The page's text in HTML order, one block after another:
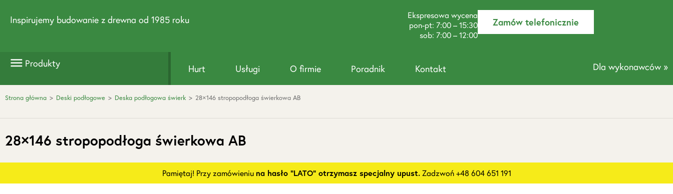
Inspirujemy budowanie z drewna od 1985 roku
Ekspresowa wycena
pon-pt: 7:00 – 15:30
sob: 7:00 – 12:00
Zamów telefonicznie
Produkty Hurt Usługi O firmie Poradnik Kontakt Dla wykonawców »
Strona główna > Deski podłogowe > Deska podłogowa świerk > 28×146 stropopodłoga świerkowa AB
28×146 stropopodłoga świerkowa AB
Pamiętaj! Przy zamówieniu na hasło "LATO" otrzymasz specjalny upust.Zadzwoń +48 604 651 191